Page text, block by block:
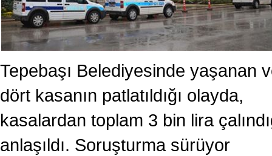
Tepebaşı Belediyesinde yaşanan
dört kasanın patlatıldığı olayda,
kasalardan toplam 3 bin lira
anlaşıldı. Soruşturma sürüyor